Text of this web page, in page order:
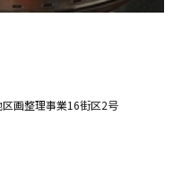
画整理事業16街区2号